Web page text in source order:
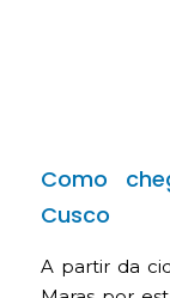
Como
Cusco
A partir da